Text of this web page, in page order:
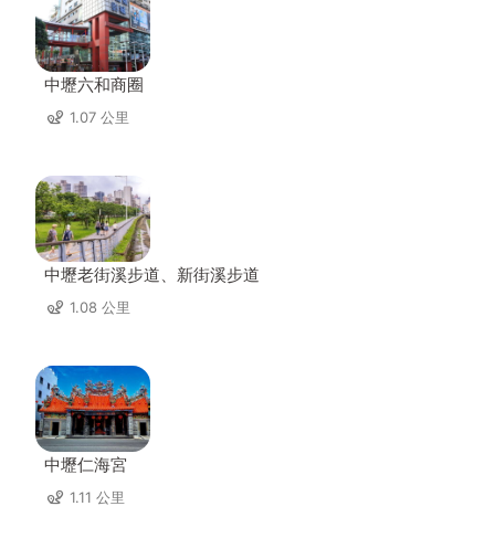
中壢六和商圈
1.07 公里
中壢老街溪步道、新街溪步道
1.08 公里
中壢仁海宮
1.11 公里